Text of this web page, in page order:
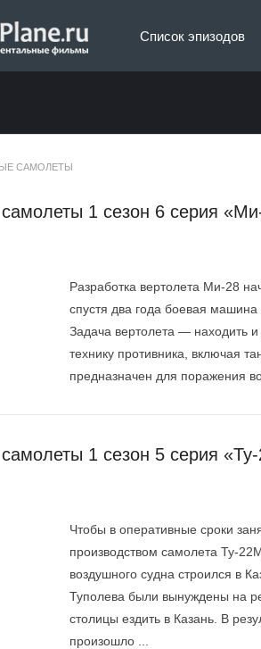
Список эпизодов
САМОЛЕТЫ
1 сезон 6 серия
Разработка вертолета Ми-28
спустя два года боевая
Задача вертолета — находить
технику противника, включая
предназначен для поражения
1 сезон 5 серия
Чтобы в оперативные сроки
производством самолета Ту-
воздушного судна строился в
Туполева были вынуждены на
столицы ездить в Казань. В
произошло ...